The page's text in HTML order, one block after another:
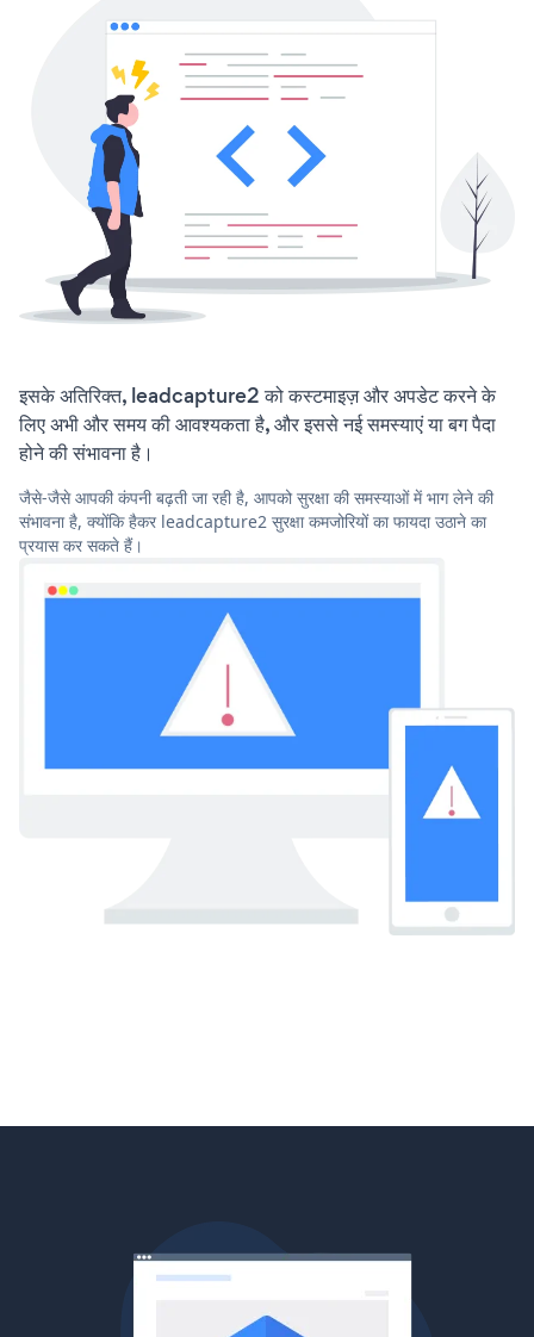
इसके अतिरिक्त, leadcapture2 को कस्टमाइज़ और अपडेट करने के
लिए अभी और समय की आवश्यकता है, और इससे नई समस्याएं या बग पैदा
होने की संभावना है।
जैसे-जैसे आपकी कंपनी बढ़ती जा रही है, आपको सुरक्षा की समस्याओं में भाग लेने की
संभावना है, क्योंकि हैकर leadcapture2 सुरक्षा कमजोरियों का फायदा उठाने का
प्रयास कर सकते हैं।